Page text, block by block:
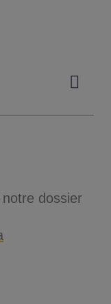
dossier